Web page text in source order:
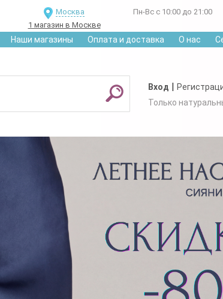
Москва
1 магазин в Москве
Пн-Вс с 10:00 до 21:00
Наши магазины Оплата и доставка О нас
Вход |
Только